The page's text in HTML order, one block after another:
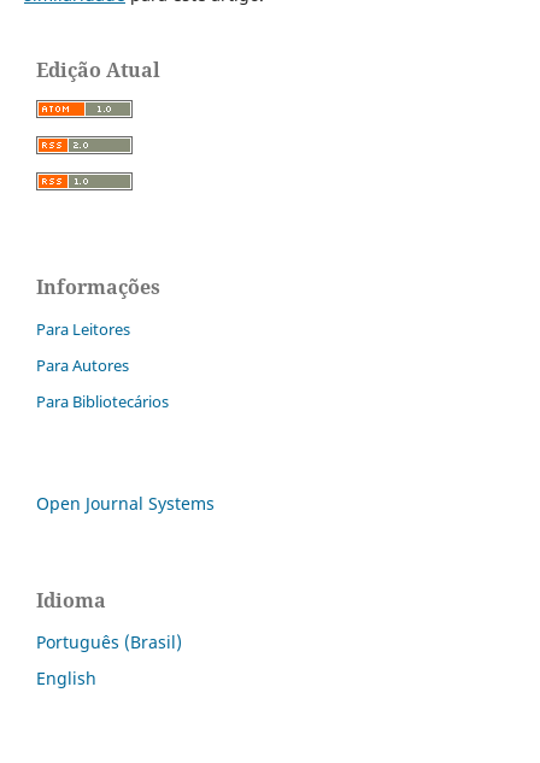
Edição Atual
Informações
Para Leitores
Para Autores
Para Bibliotecários
Open Journal Systems
Idioma
Português (Brasil)
English